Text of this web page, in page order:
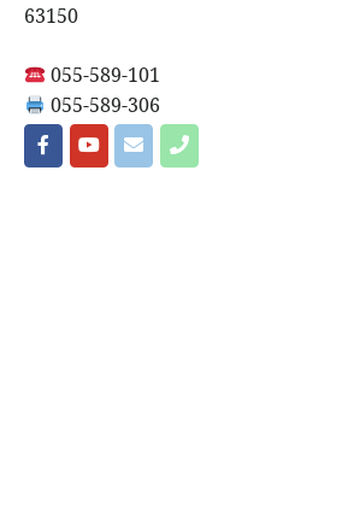
63150
055-589-101
055-589-306